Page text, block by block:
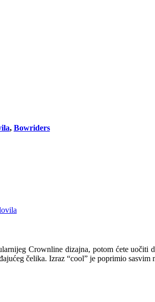
, Bowriders
Crownline dizajna, potom ćete uočiti
čelika. Izraz “cool” je poprimio sasvim